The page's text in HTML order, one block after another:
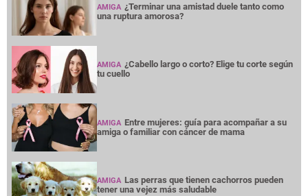
AMIGA ¿Terminar una amistad duele tanto como
una ruptura amorosa?
AMIGA ¿Cabello largo o corto? Elige tu corte según
tu cuello
AMIGA Entre mujeres: guía para acompañar a su
amiga o familiar con cáncer de mama
AMIGA Las perras que tienen cachorros pueden
tener una vejez más saludable